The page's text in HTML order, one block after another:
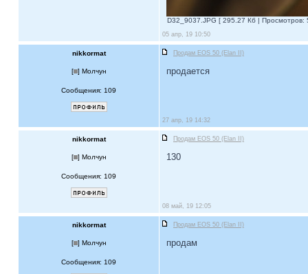
D32_9037.JPG [ 295.27 Кб | Просмотров:
05 апр, 19 10:50
nikkormat Продам EOS 50 (Elan II)
[ ] Молчун
Сообщения: 109
продается
27 апр, 19 14:32
nikkormat Продам EOS 50 (Elan II)
[ ] Молчун
Сообщения: 109
130
08 май, 19 12:05
nikkormat Продам EOS 50 (Elan II)
[ ] Молчун
Сообщения: 109
продам